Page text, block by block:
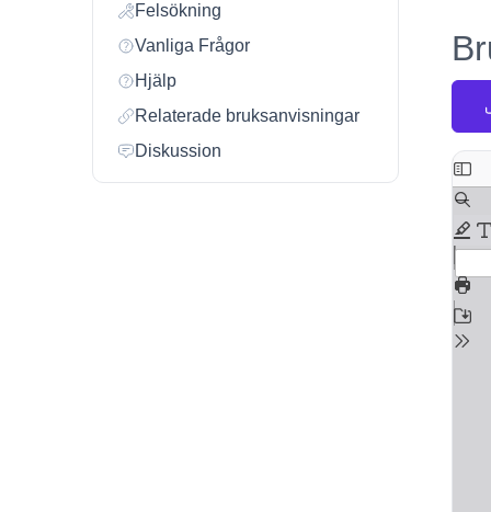
Felsökning
Vanliga Frågor
Hjälp
Relaterade bruksanvisningar
Diskussion